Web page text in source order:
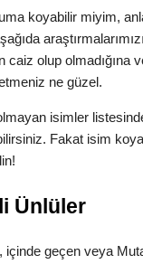
koyabilir miyim,
caiz olup olmadığına
ne güzel.
isimler
Fakat isim
Ünlüler
içinde geçen veya